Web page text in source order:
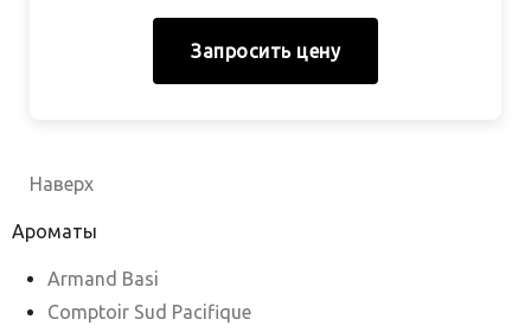
Запросить цену
Наверх
Ароматы
Armand Basi
Comptoir Sud Pacifique